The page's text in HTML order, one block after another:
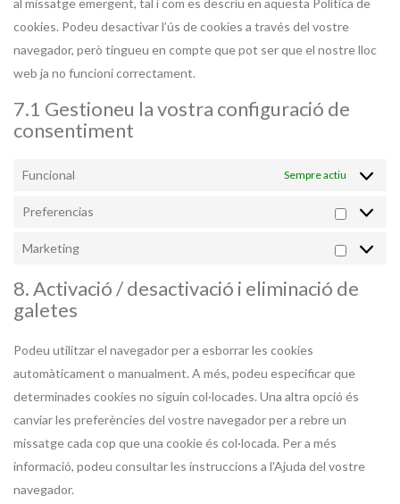
al missatge emergent, tal i com es descriu en aquesta Política de
cookies. Podeu desactivar l’ús de cookies a través del vostre
navegador, però tingueu en compte que pot ser que el nostre lloc
web ja no funcioni correctament.
7.1 Gestioneu la vostra configuració de
consentiment
Funcional Sempre actiu
Preferencias
Marketing
8. Activació / desactivació i eliminació de
galetes
Podeu utilitzar el navegador per a esborrar les cookies
automàticament o manualment. A més, podeu especificar que
determinades cookies no siguin col·locades. Una altra opció és
canviar les preferències del vostre navegador per a rebre un
missatge cada cop que una cookie és col·locada. Per a més
informació, podeu consultar les instruccions a l'Ajuda del vostre
navegador.